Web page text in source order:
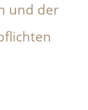
und der